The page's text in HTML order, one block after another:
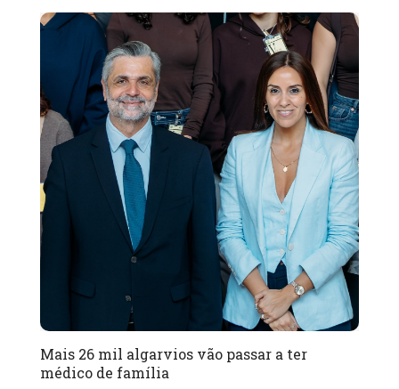
Mais 26 mil algarvios vão passar a ter
médico de família